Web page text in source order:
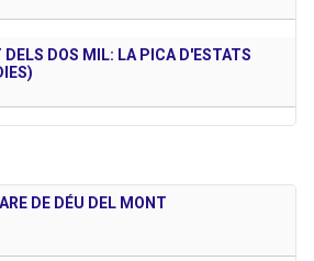
DOS MIL: LA PICA D'ESTATS
DE DÉU DEL MONT